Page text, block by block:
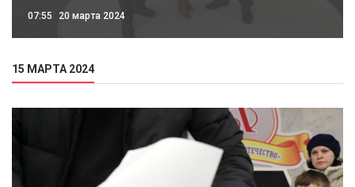
07:55 20 марта 2024
15 МАРТА 2024